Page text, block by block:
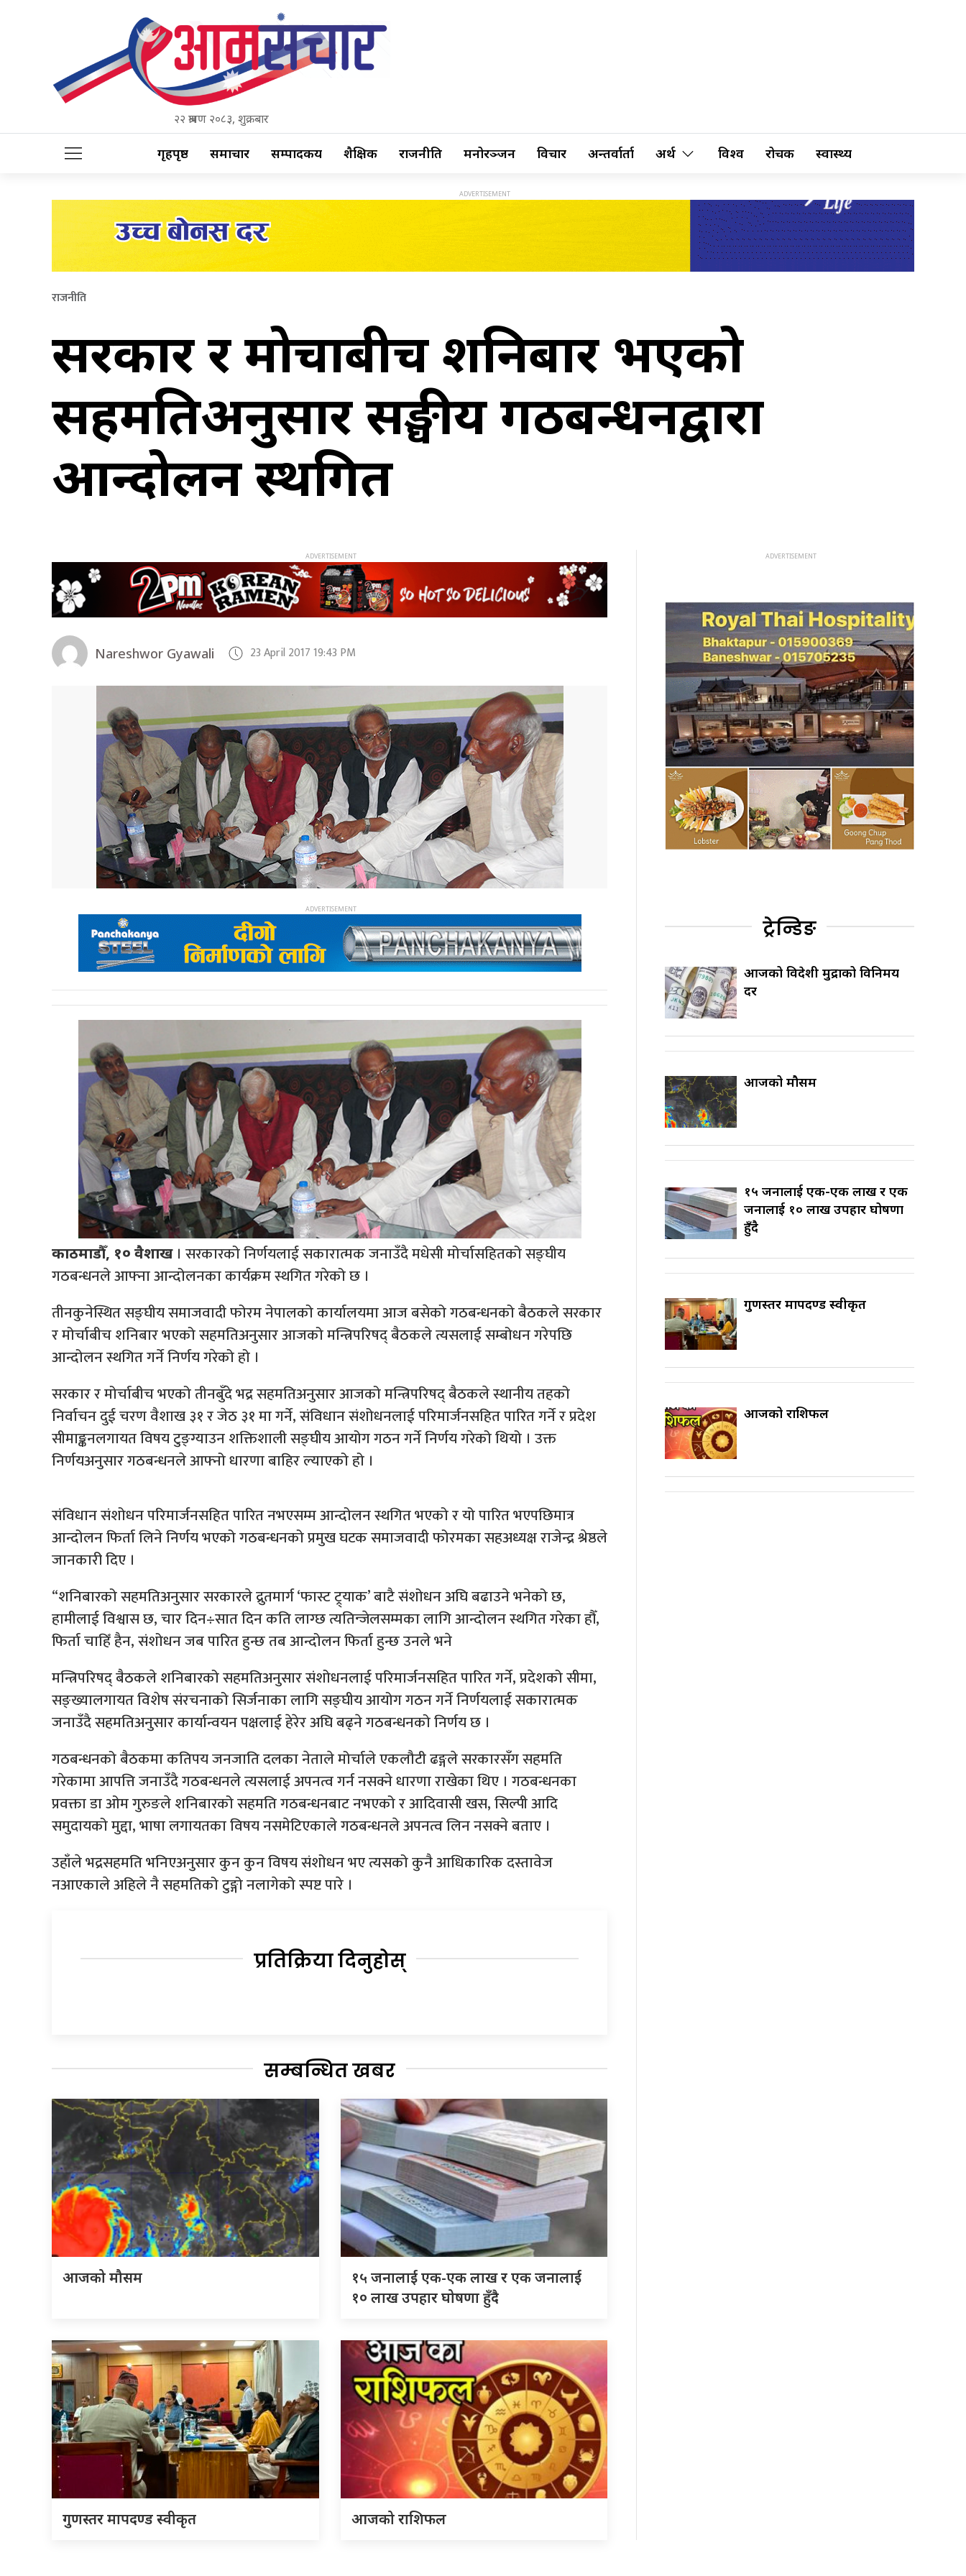
२२ श्रावण २०८३, शुक्रबार
गृहपृष्ठ समाचार सम्पादकीय शैक्षिक राजनीति मनोरञ्जन विचार अन्तर्वार्ता अर्थ विश्व रोचक स्वास्थ्य
राजनीति
सरकार र मोर्चाबीच शनिबार भएको
सहमतिअनुसार सङ्घीय गठबन्धनद्वारा
आन्दोलन स्थगित
Nareshwor Gyawali 23 April 2017 19:43 PM
काठमाडौँ, १० वैशाख। सरकारको निर्णयलाई सकारात्मक जनाउँदै मधेसी मोर्चासहितको सङ्घीय
गठबन्धनले आफ्ना आन्दोलनका कार्यक्रम स्थगित गरेको छ ।
तीनकुनेस्थित सङ्घीय समाजवादी फोरम नेपालको कार्यालयमा आज बसेको गठबन्धनको बैठकले सरकार
र मोर्चाबीच शनिबार भएको सहमतिअनुसार आजको मन्त्रिपरिषद् बैठकले त्यसलाई सम्बोधन गरेपछि
आन्दोलन स्थगित गर्ने निर्णय गरेको हो ।
सरकार र मोर्चाबीच भएको तीनबुँदे भद्र सहमतिअनुसार आजको मन्त्रिपरिषद् बैठकले स्थानीय तहको
निर्वाचन दुई चरण वैशाख ३१ र जेठ ३१ मा गर्ने, संविधान संशोधनलाई परिमार्जनसहित पारित गर्ने र प्रदेश
सीमाङ्कनलगायत विषय टुङ्ग्याउन शक्तिशाली सङ्घीय आयोग गठन गर्ने निर्णय गरेको थियो । उक्त
निर्णयअनुसार गठबन्धनले आफ्नो धारणा बाहिर ल्याएको हो ।
संविधान संशोधन परिमार्जनसहित पारित नभएसम्म आन्दोलन स्थगित भएको र यो पारित भएपछिमात्र
आन्दोलन फिर्ता लिने निर्णय भएको गठबन्धनको प्रमुख घटक समाजवादी फोरमका सहअध्यक्ष राजेन्द्र श्रेष्ठले
जानकारी दिए ।
“शनिबारको सहमतिअनुसार सरकारले द्रुतमार्ग ‘फास्ट ट्र्याक’ बाटै संशोधन अघि बढाउने भनेको छ,
हामीलाई विश्वास छ, चार दिन÷सात दिन कति लाग्छ त्यतिन्जेलसम्मका लागि आन्दोलन स्थगित गरेका हौँ,
फिर्ता चाहिँ हैन, संशोधन जब पारित हुन्छ तब आन्दोलन फिर्ता हुन्छ उनले भने
मन्त्रिपरिषद् बैठकले शनिबारको सहमतिअनुसार संशोधनलाई परिमार्जनसहित पारित गर्ने, प्रदेशको सीमा,
सङ्ख्यालगायत विशेष संरचनाको सिर्जनाका लागि सङ्घीय आयोग गठन गर्ने निर्णयलाई सकारात्मक
जनाउँदै सहमतिअनुसार कार्यान्वयन पक्षलाई हेरेर अघि बढ्ने गठबन्धनको निर्णय छ ।
गठबन्धनको बैठकमा कतिपय जनजाति दलका नेताले मोर्चाले एकलौटी ढङ्गले सरकारसँग सहमति
गरेकामा आपत्ति जनाउँदै गठबन्धनले त्यसलाई अपनत्व गर्न नसक्ने धारणा राखेका थिए । गठबन्धनका
प्रवक्ता डा ओम गुरुङले शनिबारको सहमति गठबन्धनबाट नभएको र आदिवासी खस, सिल्पी आदि
समुदायको मुद्दा, भाषा लगायतका विषय नसमेटिएकाले गठबन्धनले अपनत्व लिन नसक्ने बताए ।
उहाँले भद्रसहमति भनिएअनुसार कुन कुन विषय संशोधन भए त्यसको कुनै आधिकारिक दस्तावेज
नआएकाले अहिले नै सहमतिको टुङ्गो नलागेको स्पष्ट पारे ।
प्रतिक्रिया दिनुहोस्
सम्बन्धित खबर
आजको मौसम
१५ जनालाई एक-एक लाख र एक जनालाई
१० लाख उपहार घोषणा हुँदै
गुणस्तर मापदण्ड स्वीकृत आजको राशिफल
ट्रेन्डिङ
आजको विदेशी मुद्राको विनिमय
दर
आजको मौसम
१५ जनालाई एक-एक लाख र एक
जनालाई १० लाख उपहार घोषणा
हुँदै
गुणस्तर मापदण्ड स्वीकृत
आजको राशिफल